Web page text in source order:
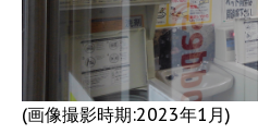
(画像撮影時期:2023年1月)